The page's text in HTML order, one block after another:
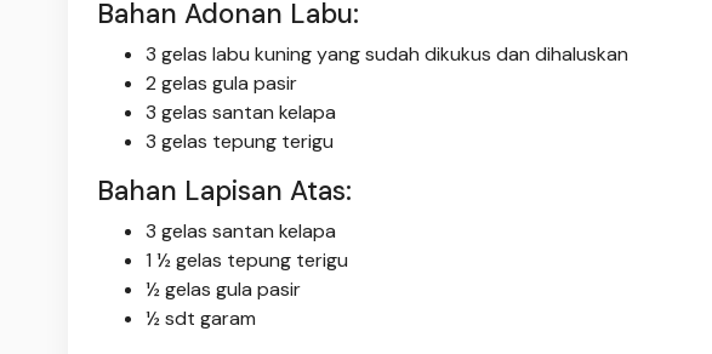
Bahan Adonan Labu:
3 gelas labu kuning yang sudah dikukus dan dihaluskan
2 gelas gula pasir
3 gelas santan kelapa
3 gelas tepung terigu
Bahan Lapisan Atas:
3 gelas santan kelapa
1 ½ gelas tepung terigu
½ gelas gula pasir
½ sdt garam